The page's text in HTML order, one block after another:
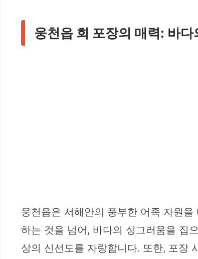
웅천읍 회 포장의 매력: 바
웅천읍은 서해안의 풍부한 어족 자원
하는 것을 넘어, 바다의 싱그러움을 집
상의 신선도를 자랑합니다. 또한, 포장